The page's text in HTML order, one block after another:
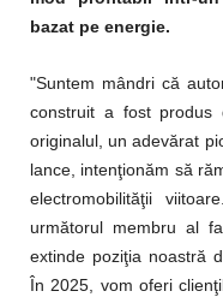
bazat pe energie.
"Suntem mândri că
construit a fost
originalul, un adevărat
lance, intenţionăm să
electromobilităţii
următorul membru al
extinde poziţia noastră
În 2025, vom oferi